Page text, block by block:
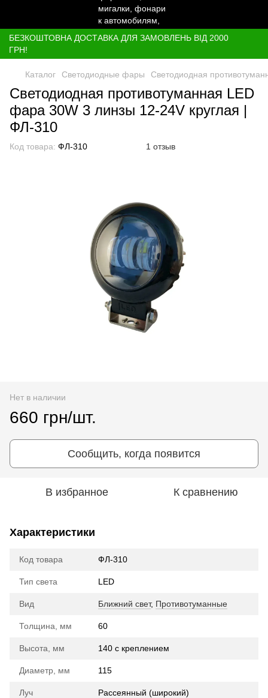
БЕЗКОШТОВНА ДОСТАВКА ДЛЯ ЗАМОВЛЕНЬ ВІД 2000
ГРН!
Каталог Светодиодные фары Светодиодная
Светодиодная противотуманная LED
фара 30W 3 линзы 12-24V круглая |
ФЛ-310
Код товара: ФЛ-310 1 отзыв
Нет в наличии
660 грн/шт.
Сообщить, когда появится
В избранное К сравнению
Характеристики
Код товара ФЛ-310
Тип света LED
Вид Ближний свет, Противотуманные
Толщина, мм 60
Высота, мм 140 с креплением
Диаметр, мм 115
Луч Рассеянный (широкий)